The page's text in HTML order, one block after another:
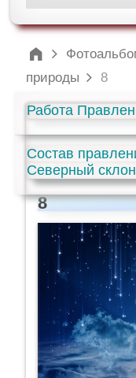
природы
8
Работа
Состав
Северный
8